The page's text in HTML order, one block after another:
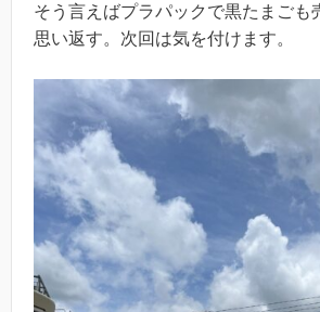
そう言えばプラパックで黒たまごも
思い返す。次回は気を付けます。